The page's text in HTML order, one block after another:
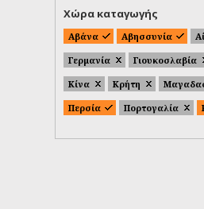
Χώρα καταγωγής
Αβάνα Αβησσυνία
Γερμανία
Γιουκοσλαβία
Κίνα
Κρήτη
Περσία
Πορτογαλία